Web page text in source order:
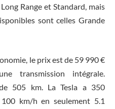
Range et Standard, mais
sont celles Grande
le prix est de 59 990 €
transmission intégrale.
505 km. La Tesla a 350
km/h en seulement 5.1